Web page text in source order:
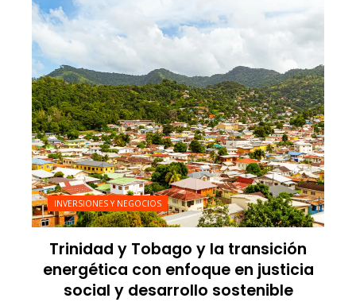
INVERSIONES Y NEGOCIOS
Trinidad y Tobago y la transición
energética con enfoque en justicia
social y desarrollo sostenible